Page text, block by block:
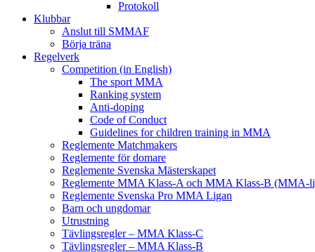
Protokoll
Klubbar
Anslut till SMMAF
Börja träna
Regelverk
Competition (in English)
The sport MMA
Ranking system
Anti-doping
Code of Conduct
Guidelines for children training in MMA
Reglemente Matchmakers
Reglemente för domare
Reglemente Svenska Mästerskapet
Reglemente MMA Klass-A och MMA Klass-B (MMA-
Reglemente Svenska Pro MMA Ligan
Barn och ungdomar
Utrustning
Tävlingsregler – MMA Klass-C
Tävlingsregler – MMA Klass-B